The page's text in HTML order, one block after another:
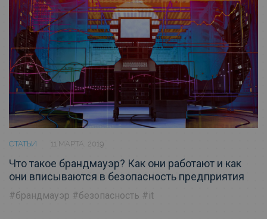
СТАТЬИ 11 МАРТА, 2019
Что такое брандмауэр? Как они работают и как
они вписываются в безопасность предприятия
#брандмауэр #безопасность #it